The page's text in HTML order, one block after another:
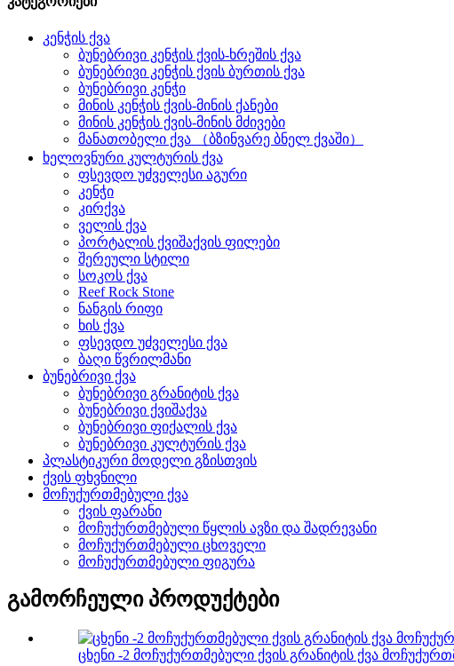
კენჭის ქვა
ბუნებრივი კენჭის ქვის-ხრეშის ქვა
ბუნებრივი კენჭის ქვის ბურთის ქვა
ბუნებრივი კენჭი
მინის კენჭის ქვის-მინის ქანები
მინის კენჭის ქვის-მინის მძივები
მანათობელი ქვა （ბზინვარე ბნელ ქვაში）
ხელოვნური კულტურის ქვა
ფსევდო უძველესი აგური
კენჭი
კირქვა
ველის ქვა
პორტალის ქვიშაქვის ფილები
შერეული სტილი
სოკოს ქვა
Reef Rock Stone
ნანგის რიფი
ხის ქვა
ფსევდო უძველესი ქვა
ბაღი წვრილმანი
ბუნებრივი ქვა
ბუნებრივი გრანიტის ქვა
ბუნებრივი ქვიშაქვა
ბუნებრივი ფიქალის ქვა
ბუნებრივი კულტურის ქვა
პლასტიკური მოდელი გზისთვის
ქვის ფხვნილი
მოჩუქურთმებული ქვა
ქვის ფარანი
მოჩუქურთმებული წყლის ავზი და შადრევანი
მოჩუქურთმებული ცხოველი
მოჩუქურთმებული ფიგურა
გამორჩეული პროდუქტები
ცხენი -2 მოჩუქურთმებული ქვის გრანიტის ქვა